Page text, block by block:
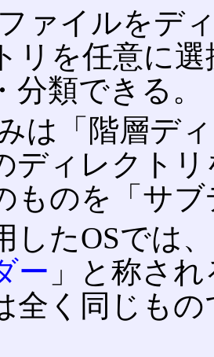
ァイルをデ
リを任意に
分類できる。
は「階層デ
ディレクトリ
ものを「サ
したOSでは
ー 」と称さ
全く同じも